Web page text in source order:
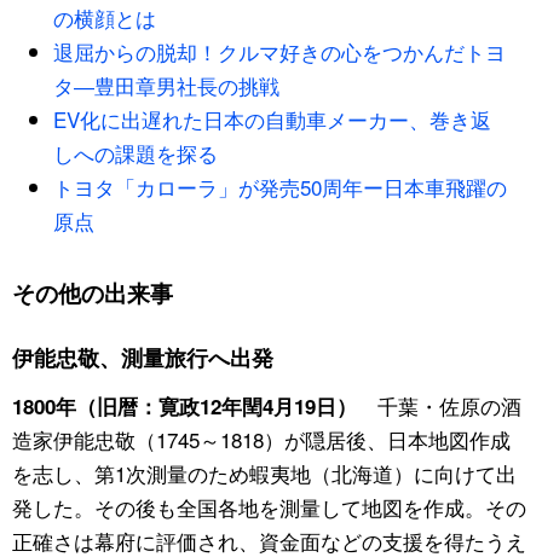
の横顔とは
退屈からの脱却！クルマ好きの心をつかんだトヨ
タ―豊田章男社長の挑戦
EV化に出遅れた日本の自動車メーカー、巻き返
しへの課題を探る
トヨタ「カローラ」が発売50周年ー日本車飛躍の
原点
その他の出来事
伊能忠敬、測量旅行へ出発
1800年（旧暦：寛政12年閏4月19日）
千葉・佐原の酒
造家伊能忠敬（1745～1818）が隠居後、日本地図作成
を志し、第1次測量のため蝦夷地（北海道）に向けて出
発した。その後も全国各地を測量して地図を作成。その
正確さは幕府に評価され、資金面などの支援を得たうえ